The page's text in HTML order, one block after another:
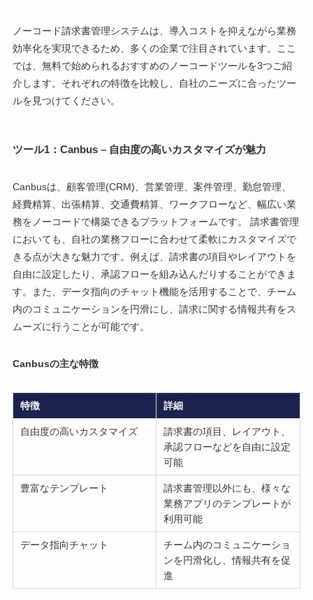
ノーコード請求書管理システムは、導入コストを抑えながら業務
効率化を実現できるため、多くの企業で注目されています。ここ
では、無料で始められるおすすめのノーコードツールを3つご紹
介します。それぞれの特徴を比較し、自社のニーズに合ったツー
ルを見つけてください。
ツール1：Canbus – 自由度の高いカスタマイズが魅力
Canbusは、顧客管理(CRM)、営業管理、案件管理、勤怠管理、
経費精算、出張精算、交通費精算、ワークフローなど、幅広い業
務をノーコードで構築できるプラットフォームです。 請求書管理
においても、自社の業務フローに合わせて柔軟にカスタマイズで
きる点が大きな魅力です。例えば、請求書の項目やレイアウトを
自由に設定したり、承認フローを組み込んだりすることができま
す。また、データ指向のチャット機能を活用することで、チーム
内のコミュニケーションを円滑にし、請求に関する情報共有をス
ムーズに行うことが可能です。
Canbusの主な特徴
特徴 詳細
自由度の高いカスタマイズ
請求書の項目、レイアウト、
承認フローなどを自由に設定
可能
豊富なテンプレート
請求書管理以外にも、様々な
業務アプリのテンプレートが
利用可能
データ指向チャット
チーム内のコミュニケーショ
ンを円滑化し、情報共有を促
進